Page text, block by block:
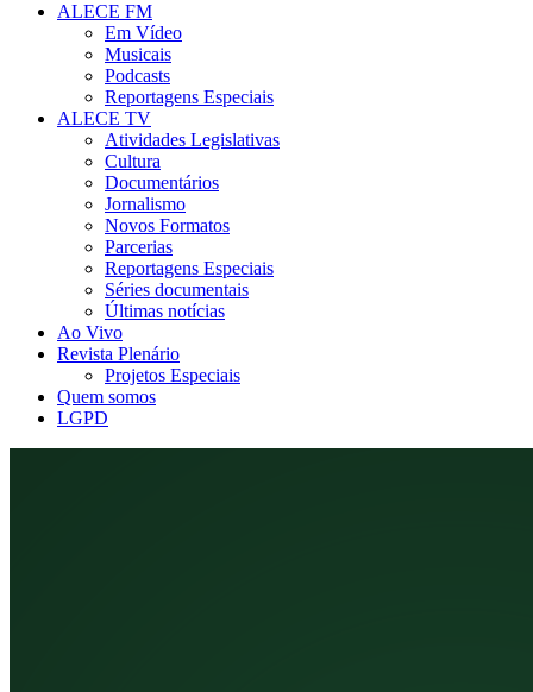
ALECE FM
Em Vídeo
Musicais
Podcasts
Reportagens Especiais
ALECE TV
Atividades Legislativas
Cultura
Documentários
Jornalismo
Novos Formatos
Parcerias
Reportagens Especiais
Séries documentais
Últimas notícias
Ao Vivo
Revista Plenário
Projetos Especiais
Quem somos
LGPD